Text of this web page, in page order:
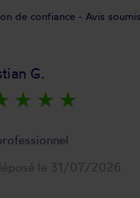
de confiance - Avis
G.
star_rate star_rate star_rate
le 31/07/2026